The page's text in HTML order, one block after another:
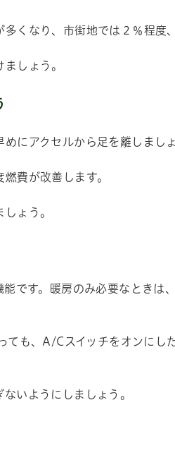
くなり、市街地では２％程度
しょう。
にアクセルから足を離しましょ
費が改善します。
ょう。
です。暖房のみ必要なときは
も、A/Cスイッチをオンにし
いようにしましょう。